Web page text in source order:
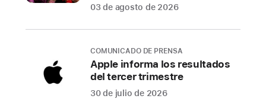
actualización
de
software
03 de agosto de 2026
COMUNICADO DE PRENSA
Apple informa los resultados
del tercer trimestre
30 de julio de 2026